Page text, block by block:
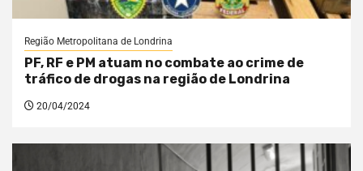
Região Metropolitana de Londrina
PF, RF e PM atuam no combate ao crime de
tráfico de drogas na região de Londrina
20/04/2024